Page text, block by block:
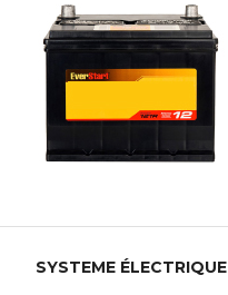
SYSTEME ÉLECTRIQUE